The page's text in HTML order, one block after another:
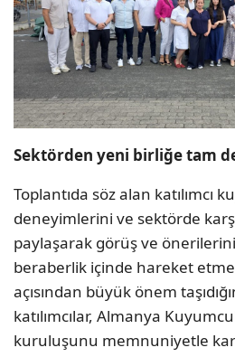
Sektörden yeni birliğe tam
Toplantıda söz alan katılımcı
deneyimlerini ve sektörde
paylaşarak görüş ve
beraberlik içinde hareket
açısından büyük önem
katılımcılar, Almanya
kuruluşunu memnuniyetle